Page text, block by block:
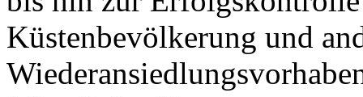
Küstenbevölkerung und